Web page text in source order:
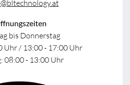
bis Donnerstag
Uhr / 13:00 - 17:00 Uhr
08:00 - 13:00 Uhr